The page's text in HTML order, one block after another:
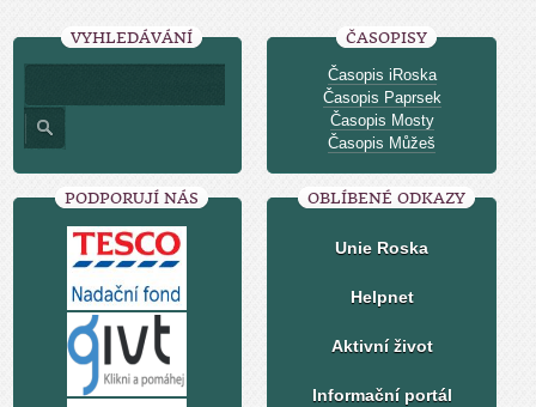
VYHLEDÁVÁNÍ ČASOPISY
Časopis iRoska
Časopis Paprsek
Časopis Mosty
Časopis Můžeš
PODPORUJÍ NÁS OBLÍBENÉ ODKAZY
Unie Roska
Helpnet
Aktivní život
Informační portál